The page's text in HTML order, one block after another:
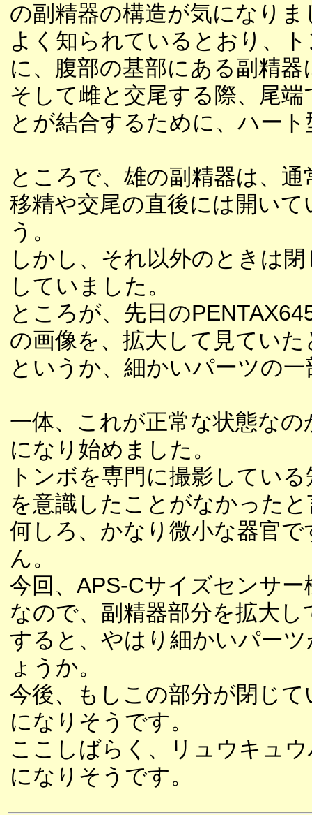
の副精器の構造が気になりま
よく知られているとおり、
に、腹部の基部にある副精
そして雌と交尾する際、尾
とが結合するために、ハー
ところで、雄の副精器は、
移精や交尾の直後には開い
う。
しかし、それ以外のときは
していました。
ところが、先日の
の画像を、拡大して見てい
というか、細かいパーツの
一体、これが正常な状態な
になり始めました。
トンボを専門に撮影してい
を意識したことがなかった
何しろ、かなり微小な器官
ん。
今回、APS-Cサイズセンサ
なので、副精器部分を拡大
すると、やはり細かいパー
ょうか。
今後、もしこの部分が閉じ
になりそうです。
ここしばらく、リュウキュ
になりそうです。